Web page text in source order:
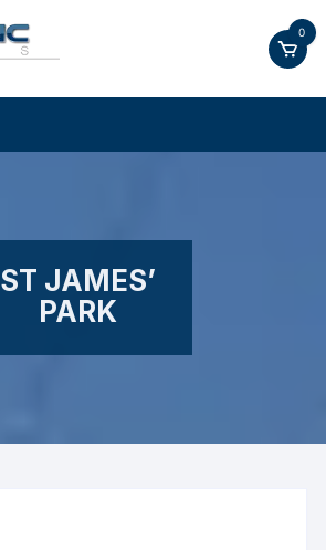
0
ST JAMES’
PARK